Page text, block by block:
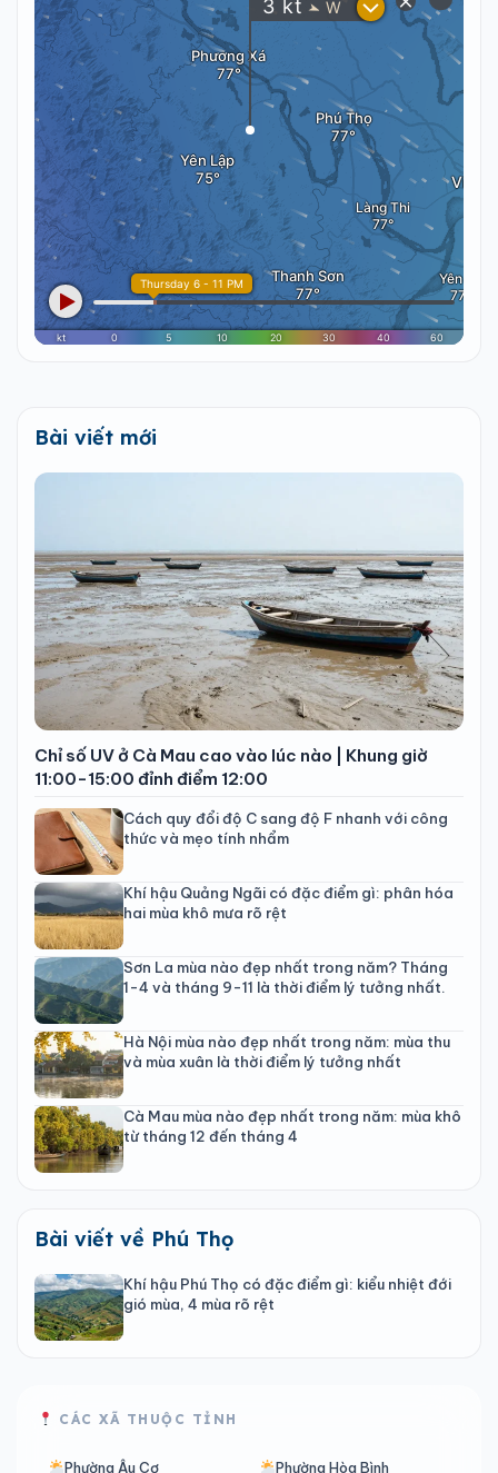
Bài viết mới
Chỉ số UV ở Cà Mau cao vào lúc nào | Khung giờ
11:00-15:00 đỉnh điểm 12:00
Cách quy đổi độ C sang độ F nhanh với công
thức và mẹo tính nhẩm
Khí hậu Quảng Ngãi có đặc điểm gì: phân hóa
hai mùa khô mưa rõ rệt
Sơn La mùa nào đẹp nhất trong năm? Tháng
1-4 và tháng 9-11 là thời điểm lý tưởng nhất.
Hà Nội mùa nào đẹp nhất trong năm: mùa thu
và mùa xuân là thời điểm lý tưởng nhất
Cà Mau mùa nào đẹp nhất trong năm: mùa khô
từ tháng 12 đến tháng 4
Bài viết về Phú Thọ
Khí hậu Phú Thọ có đặc điểm gì: kiểu nhiệt đới
gió mùa, 4 mùa rõ rệt
CÁC XÃ THUỘC TỈNH
Phường Âu Cơ Phường Hòa Bình